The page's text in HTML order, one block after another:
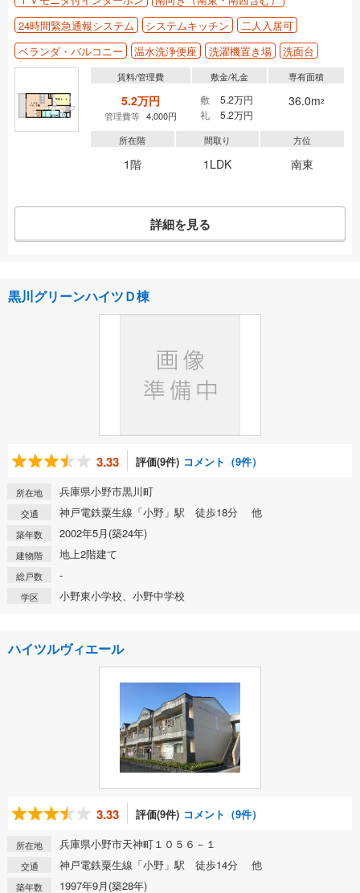
24時間緊急通報システム
システムキッチン
二人入居可
ベランダ・バルコニー
温水洗浄便座 洗濯機置き場 洗面台
賃料/管理費
5.2万円
管理費等 4,000円
敷金/礼金
敷
5.2万円
礼
5.2万円
専有面積
36.0m2
所在階
1階
間取り
1LDK
方位
南東
詳細を見る
黒川グリーンハイツＤ棟
3.33 評価(9件) コメント（9件）
所在地 兵庫県小野市黒川町
交通 神戸電鉄粟生線「小野」駅 徒歩18分 他
築年数 2002年5月(築24年)
建物階 地上2階建て
総戸数 -
学区 小野東小学校、小野中学校
ハイツルヴィエール
3.33 評価(9件) コメント（9件）
所在地 兵庫県小野市天神町１０５６－１
交通 神戸電鉄粟生線「小野」駅 徒歩14分 他
築年数 1997年9月(築28年)